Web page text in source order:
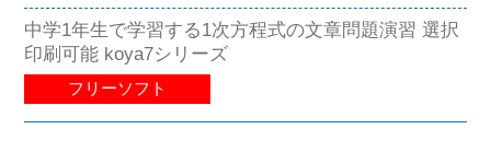
中学1年生で学習する1次方程式の文章問題演習 選択
印刷可能 koya7シリーズ
フリーソフト